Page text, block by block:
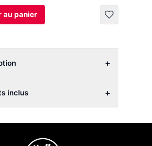
au panier
+
inclus +